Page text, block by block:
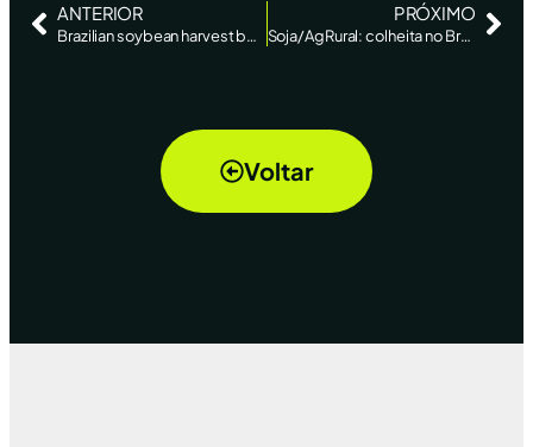
ANTERIOR
Brazilian soybean harvest begins, record crop expected: Agrural – AgriCENSUS
PRÓXIMO
Soja/AgRural: colheita no Brasil alcança 4,2% da área, ante 13% no mesmo período do ano passado – AgEstado
Voltar